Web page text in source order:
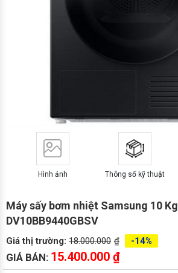
Hình ảnh Thông số kỹ thuật
Máy sấy bơm nhiệt Samsung 10 Kg
DV10BB9440GBSV
Giá thị trường: 18.000.000 ₫ -14%
GIÁ BÁN: 15.400.000 ₫